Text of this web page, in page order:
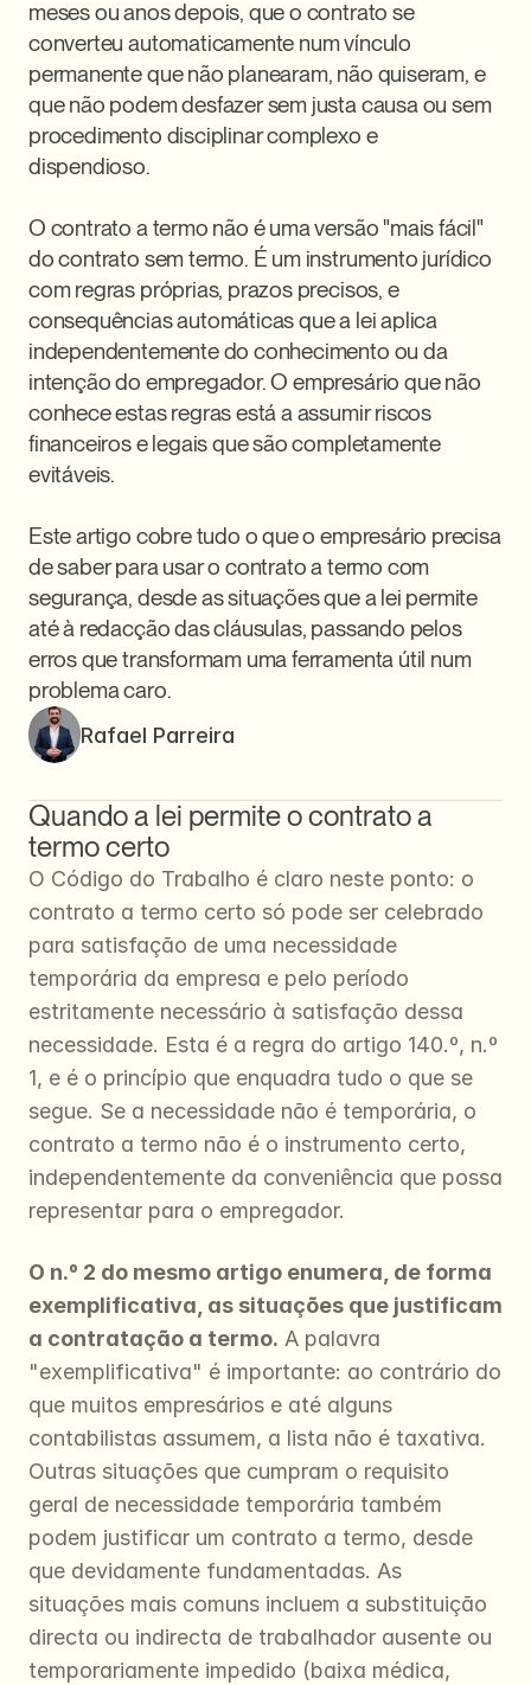
meses ou anos depois, que o contrato se
converteu automaticamente num vínculo
permanente que não planearam, não quiseram, e
que não podem desfazer sem justa causa ou sem
procedimento disciplinar complexo e
dispendioso.
O contrato a termo não é uma versão "mais fácil"
do contrato sem termo. É um instrumento jurídico
com regras próprias, prazos precisos, e
consequências automáticas que a lei aplica
independentemente do conhecimento ou da
intenção do empregador. O empresário que não
conhece estas regras está a assumir riscos
financeiros e legais que são completamente
evitáveis.
Este artigo cobre tudo o que o empresário precisa
de saber para usar o contrato a termo com
segurança, desde as situações que a lei permite
até à redacção das cláusulas, passando pelos
erros que transformam uma ferramenta útil num
problema caro.
Rafael Parreira
Quando a lei permite o contrato a
termo certo
O Código do Trabalho é claro neste ponto: o
contrato a termo certo só pode ser celebrado
para satisfação de uma necessidade
temporária da empresa e pelo período
estritamente necessário à satisfação dessa
necessidade. Esta é a regra do artigo 140.º, n.º
1, e é o princípio que enquadra tudo o que se
segue. Se a necessidade não é temporária, o
contrato a termo não é o instrumento certo,
independentemente da conveniência que possa
representar para o empregador.
O n.º 2 do mesmo artigo enumera, de forma
exemplificativa, as situações que justificam
a contratação a termo. A palavra
"exemplificativa" é importante: ao contrário do
que muitos empresários e até alguns
contabilistas assumem, a lista não é taxativa.
Outras situações que cumpram o requisito
geral de necessidade temporária também
podem justificar um contrato a termo, desde
que devidamente fundamentadas. As
situações mais comuns incluem a substituição
directa ou indirecta de trabalhador ausente ou
temporariamente impedido (baixa médica,